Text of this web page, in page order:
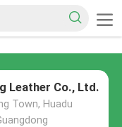
Leather Co., Ltd.
Town, Huadu